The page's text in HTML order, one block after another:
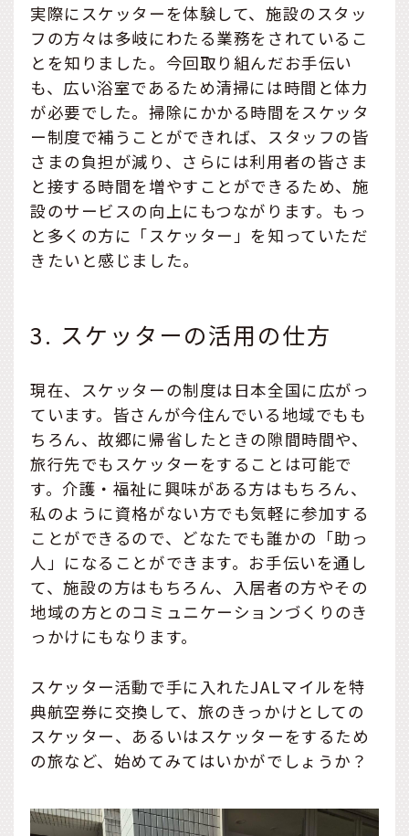
実際にスケッターを体験して、施設のスタッ
フの方々は多岐にわたる業務をされているこ
とを知りました。今回取り組んだお手伝い
も、広い浴室であるため清掃には時間と体力
が必要でした。掃除にかかる時間をスケッタ
ー制度で補うことができれば、スタッフの皆
さまの負担が減り、さらには利用者の皆さま
と接する時間を増やすことができるため、施
設のサービスの向上にもつながります。もっ
と多くの方に「スケッター」を知っていただ
きたいと感じました。
3. スケッターの活用の仕方
現在、スケッターの制度は日本全国に広がっ
ています。皆さんが今住んでいる地域でもも
ちろん、故郷に帰省したときの隙間時間や、
旅行先でもスケッターをすることは可能で
す。介護・福祉に興味がある方はもちろん、
私のように資格がない方でも気軽に参加する
ことができるので、どなたでも誰かの「助っ
人」になることができます。お手伝いを通し
て、施設の方はもちろん、入居者の方やその
地域の方とのコミュニケーションづくりのき
っかけにもなります。
スケッター活動で手に入れたJALマイルを特
典航空券に交換して、旅のきっかけとしての
スケッター、あるいはスケッターをするため
の旅など、始めてみてはいかがでしょうか？